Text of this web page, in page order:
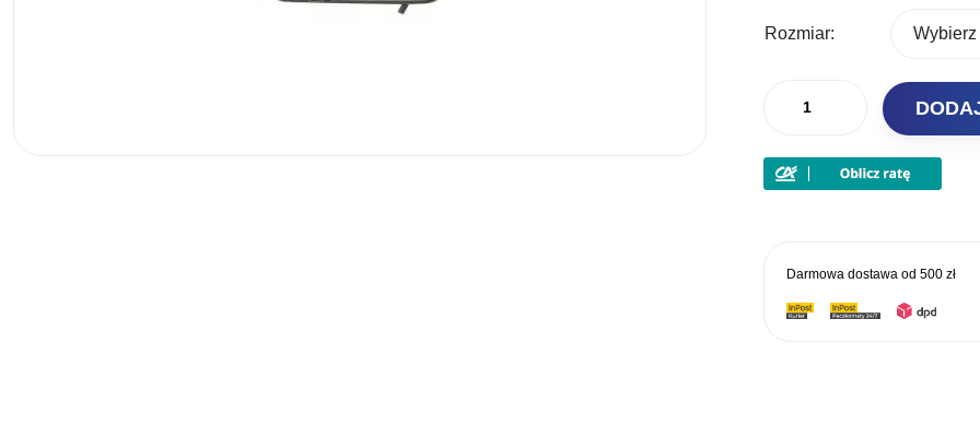
Rozmiar:
Bezwęzłowy
Darmowa dostawa od500 zł